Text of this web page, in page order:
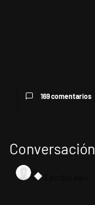
169 comentarios
Conversación